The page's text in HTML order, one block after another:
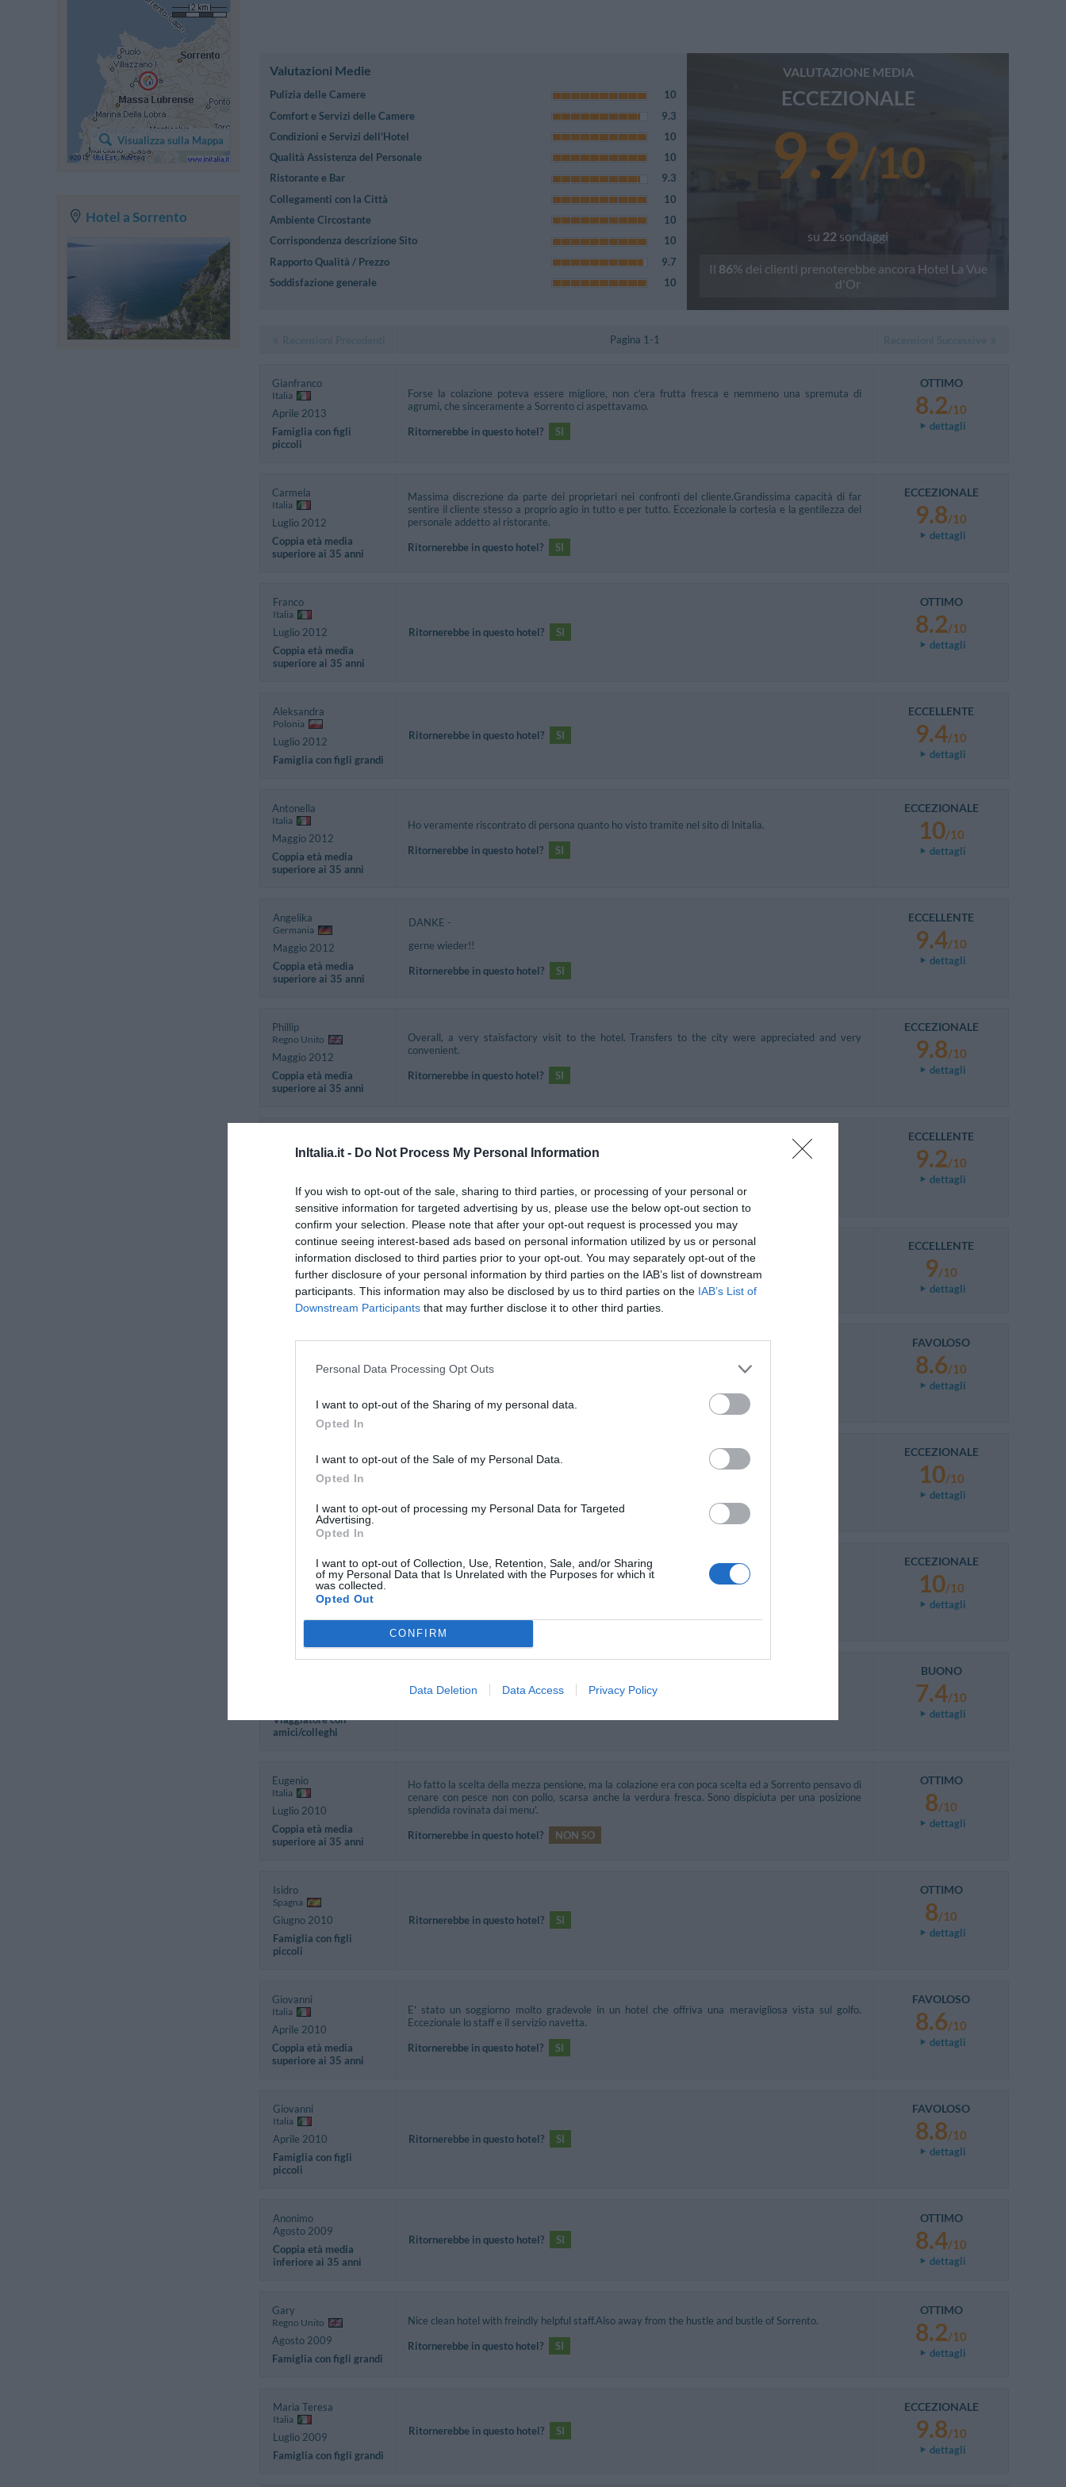
InItalia.it - Do Not Process My Personal Information
If you wish to opt-out of the sale, sharing to third parties, or processing of your personal or
sensitive information for targeted advertising by us, please use the below opt-out section to
confirm your selection. Please note that after your opt-out request is processed you may
continue seeing interest-based ads based on personal information utilized by us or personal
information disclosed to third parties prior to your opt-out. You may separately opt-out of the
further disclosure of your personal information by third parties on the IAB’s list of downstream
participants. This information may also be disclosed by us to third parties on the IAB’s List of
Downstream Participants that may further disclose it to other third parties.
Personal Data Processing Opt Outs
I want to opt-out of the Sharing of my personal data.
Opted In
I want to opt-out of the Sale of my Personal Data.
Opted In
I want to opt-out of processing my Personal Data for Targeted
Advertising.
Opted In
I want to opt-out of Collection, Use, Retention, Sale, and/or Sharing
of my Personal Data that Is Unrelated with the Purposes for which it
was collected.
Opted Out
CONFIRM
Data Deletion Data Access Privacy Policy
Valutazioni Medie
Pulizia delle Camere
10
Comfort e Servizi delle Camere
9.3
Condizioni e Servizi dell'Hotel
10
Qualità Assistenza del Personale
10
Ristorante e Bar
9.3
Collegamenti con la Città
10
Ambiente Circostante
10
Corrispondenza descrizione Sito
10
Rapporto Qualità / Prezzo
9.7
Soddisfazione generale
10
VALUTAZIONE MEDIA
ECCEZIONALE
9.9/10
su 22 sondaggi
Il 86% dei clienti prenoterebbe ancora Hotel La Vue
d'Or
Pagina 1-1
Gianfranco
Italia
Aprile 2013
Famiglia con figli
piccoli
Forse la colazione poteva essere migliore, non c'era frutta fresca e nemmeno una spremuta di
agrumi, che sinceramente a Sorrento ci aspettavamo.
Ritornerebbe in questo hotel?
SI
OTTIMO
8.2/10
dettagli
Carmela
Italia
Luglio 2012
Coppia età media
superiore ai 35 anni
Massima discrezione da parte dei proprietari nei confronti del cliente.Grandissima capacità di far
sentire il cliente stesso a proprio agio in tutto e per tutto. Eccezionale la cortesia e la gentilezza del
personale addetto al ristorante.
Ritornerebbe in questo hotel?
SI
ECCEZIONALE
9.8/10
dettagli
Franco
Italia
Luglio 2012
Coppia età media
superiore ai 35 anni
Ritornerebbe in questo hotel? SI
OTTIMO
8.2/10
dettagli
Aleksandra
Polonia
Luglio 2012
Famiglia con figli grandi
Ritornerebbe in questo hotel? SI
ECCELLENTE
9.4/10
dettagli
Antonella
Italia
Maggio 2012
Coppia età media
superiore ai 35 anni
Ho veramente riscontrato di persona quanto ho visto tramite nel sito di Initalia.
Ritornerebbe in questo hotel?
SI
ECCEZIONALE
10/10
dettagli
Angelika
Germania
Maggio 2012
Coppia età media
superiore ai 35 anni
DANKE -
gerne wieder!!
Ritornerebbe in questo hotel?
SI
ECCELLENTE
9.4/10
dettagli
Phillip
Regno Unito
Maggio 2012
Coppia età media
superiore ai 35 anni
Overall, a very staisfactory visit to the hotel. Transfers to the city were appreciated and very
convenient.
Ritornerebbe in questo hotel?
SI
ECCEZIONALE
9.8/10
dettagli
Francia
Viaggiatore con
amici/colleghi
ECCELLENTE
9.2/10
dettagli
Andres
Costa Rica
Settembre 2010
Famiglia con figli grandi
E' un bell'albergo. Era la nostra prima volta a Sorrento e siamo rimasti molto contenti.
Ritornerebbe in questo hotel?
SI
ECCELLENTE
9/10
dettagli
Marisa
Settembre 2010
superiore ai 35 anni
FAVOLOSO
8.6/10
dettagli
Settembre 2010
amici/colleghi
Nous avons adoré notre séjour. Hôtel un peu difficile à trouver surtout à la noirceur.
ECCEZIONALE
10/10
dettagli
Settembre 2010
superiore ai 35 anni
I WAS VERY SATISFIED AND I WILL RECOMMEND TO MY FRIENDS
ECCEZIONALE
10/10
dettagli
Viaggiatore con
amici/colleghi
BUONO
7.4/10
dettagli
Eugenio
Italia
Luglio 2010
Coppia età media
superiore ai 35 anni
Ho fatto la scelta della mezza pensione, ma la colazione era con poca scelta ed a Sorrento pensavo di
cenare con pesce non con pollo, scarsa anche la verdura fresca. Sono dispiciuta per una posizione
splendida rovinata dai menu'.
Ritornerebbe in questo hotel?
NON SO
OTTIMO
8/10
dettagli
Isidro
Spagna
Giugno 2010
Famiglia con figli
piccoli
Ritornerebbe in questo hotel? SI
OTTIMO
8/10
dettagli
Giovanni
Italia
Aprile 2010
Coppia età media
superiore ai 35 anni
E' stato un soggiorno molto gradevole in un hotel che offriva una meravigliosa vista sul golfo.
Eccezionale lo staff e il servizio navetta.
Ritornerebbe in questo hotel?
SI
FAVOLOSO
8.6/10
dettagli
Giovanni
Italia
Aprile 2010
Famiglia con figli
piccoli
Ritornerebbe in questo hotel? SI
FAVOLOSO
8.8/10
dettagli
Anonimo
Agosto 2009
Coppia età media
inferiore ai 35 anni
Ritornerebbe in questo hotel? SI
OTTIMO
8.4/10
dettagli
Gary
Regno Unito
Agosto 2009
Famiglia con figli grandi
Nice clean hotel with freindly helpful staff.Also away from the hustle and bustle of Sorrento.
Ritornerebbe in questo hotel?
SI
OTTIMO
8.2/10
dettagli
Maria Teresa
Italia
Luglio 2009
Famiglia con figli grandi
Ritornerebbe in questo hotel? SI
ECCEZIONALE
9.8/10
dettagli
Visualizza sulla Mappa
Hotel a Sorrento